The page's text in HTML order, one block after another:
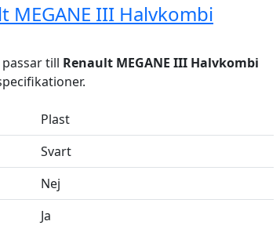
MEGANE III Halvkombi
till Renault MEGANE III Halvkombi
Plast
Svart
Nej
Ja